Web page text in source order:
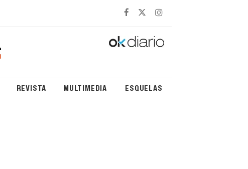
REVISTA MULTIMEDIA ESQUELAS